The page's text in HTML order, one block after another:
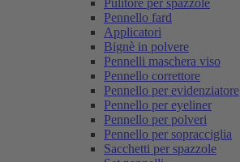
Pulitore per spazzole
Pennello fard
Applicatori
Bignè in polvere
Pennelli maschera viso
Pennello correttore
Pennello per evidenziatore
Pennello per eyeliner
Pennello per polveri
Pennello per sopracciglia
Sacchetti per spazzole